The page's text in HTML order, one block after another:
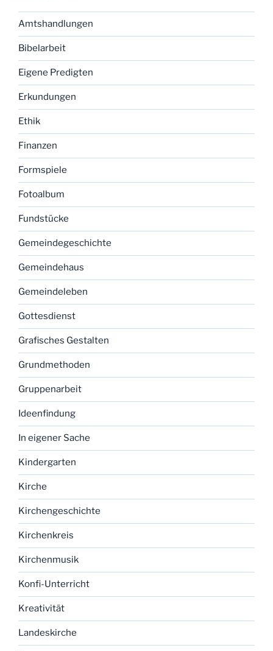
Amtshandlungen
Bibelarbeit
Eigene Predigten
Erkundungen
Ethik
Finanzen
Formspiele
Fotoalbum
Fundstücke
Gemeindegeschichte
Gemeindehaus
Gemeindeleben
Gottesdienst
Grafisches Gestalten
Grundmethoden
Gruppenarbeit
Ideenfindung
In eigener Sache
Kindergarten
Kirche
Kirchengeschichte
Kirchenkreis
Kirchenmusik
Konfi-Unterricht
Kreativität
Landeskirche